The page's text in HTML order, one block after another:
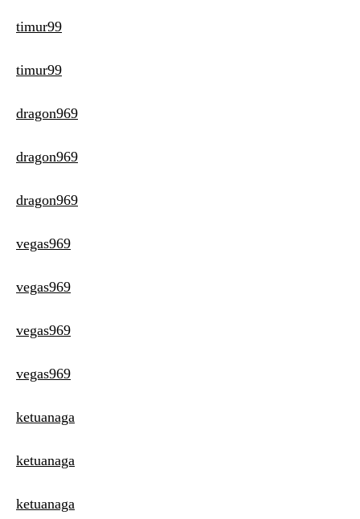
timur99
timur99
dragon969
dragon969
dragon969
vegas969
vegas969
vegas969
vegas969
ketuanaga
ketuanaga
ketuanaga